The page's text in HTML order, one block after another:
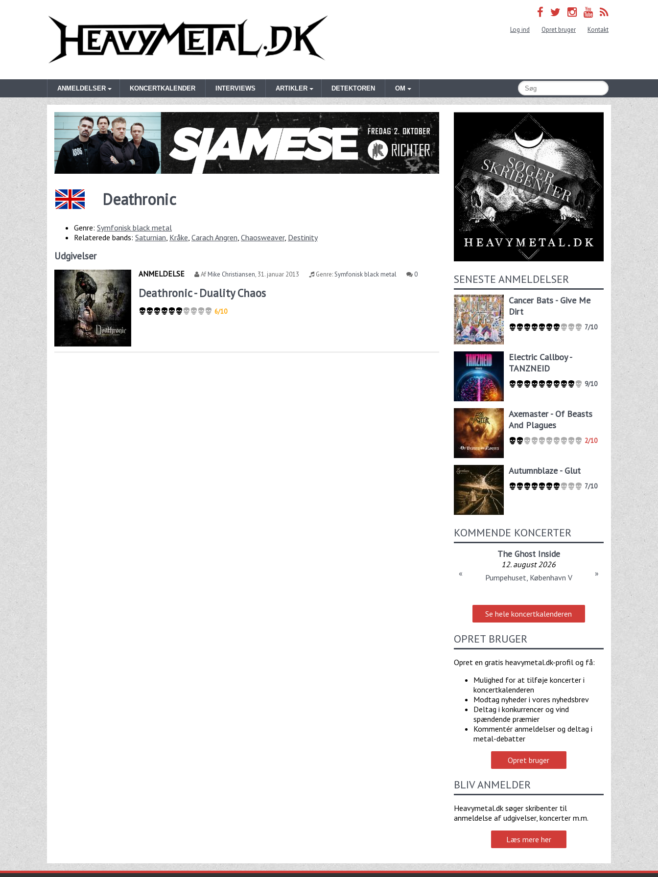
Log ind Opret bruger Kontakt
ANMELDELSER KONCERTKALENDER INTERVIEWS ARTIKLER DETEKTOREN OM
Deathronic
Genre: Symfonisk black metal
Relaterede bands: Saturnian, Kråke, Carach Angren, Chaosweaver, Destinity
Udgivelser
ANMELDELSE AfMike Christiansen, 31. januar 2013 Genre:Symfonisk black metal 0
Deathronic - Duality Chaos
6/10
SENESTE ANMELDELSER
Cancer Bats - Give Me
Dirt
7/10
Electric Callboy -
TANZNEID
9/10
Axemaster - Of Beasts
And Plagues
2/10
Autumnblaze - Glut
7/10
KOMMENDE KONCERTER
The Ghost Inside
12. august 2026
Pumpehuset, København V
« »
Se hele koncertkalenderen
OPRET BRUGER
Opret en gratis heavymetal.dk-profil og få:
Mulighed for at tilføje koncerter i
koncertkalenderen
Modtag nyheder i vores nyhedsbrev
Deltag i konkurrencer og vind
spændende præmier
Kommentér anmeldelser og deltag i
metal-debatter
Opret bruger
BLIV ANMELDER
Heavymetal.dk søger skribenter til
anmeldelse af udgivelser, koncerter m.m.
Læs mere her